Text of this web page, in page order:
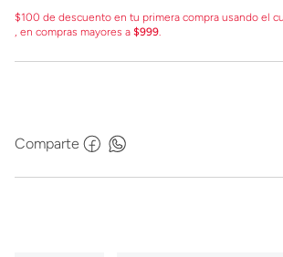
$100 de descuento en tu primera compra usando el
, en compras mayores a $999.
Comparte